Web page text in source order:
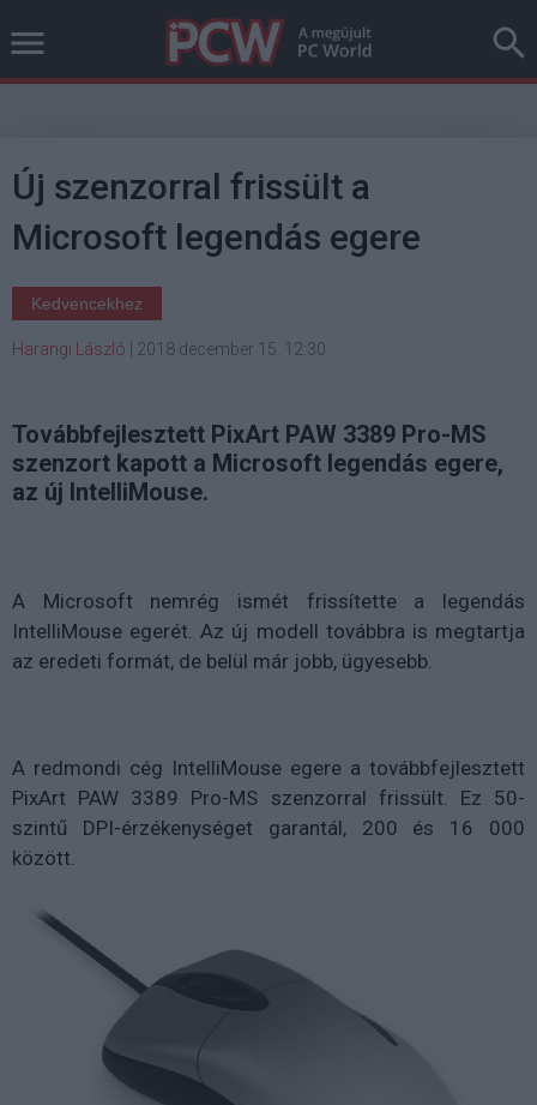
Új szenzorral frissült a
Microsoft legendás egere
Kedvencekhez
Harangi László 2018 december 15. 12:30
Továbbfejlesztett PixArt PAW 3389 Pro-MS
szenzort kapott a Microsoft legendás egere,
az új IntelliMouse.
A Microsoft nemrég ismét frissítette a legendás
IntelliMouse egerét. Az új modell továbbra is megtartja
az eredeti formát, de belül már jobb, ügyesebb.
A redmondi cég IntelliMouse egere a továbbfejlesztett
PixArt PAW 3389 Pro-MS szenzorral frissült. Ez 50-
szintű DPI-érzékenységet garantál, 200 és 16 000
között.